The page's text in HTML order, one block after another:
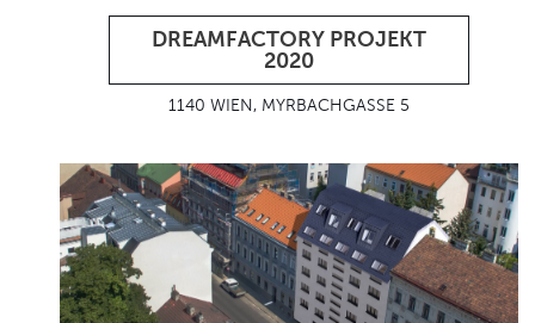
DREAMFACTORY PROJEKT
2020
1140 WIEN, MYRBACHGASSE 5